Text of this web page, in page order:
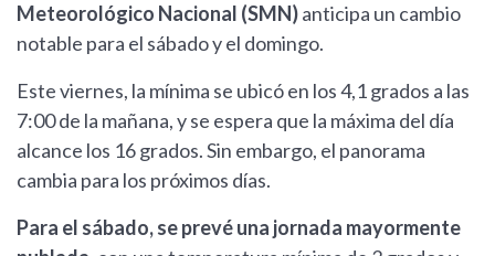
Meteorológico Nacional (SMN)anticipa un cambio
notable para el sábado y el domingo.
Este viernes, la mínima se ubicó en los 4,1 grados a las
7:00 de la mañana, y se espera que la máxima del día
alcance los 16 grados. Sin embargo, el panorama
cambia para los próximos días.
Para el sábado, se prevé una jornada mayormente